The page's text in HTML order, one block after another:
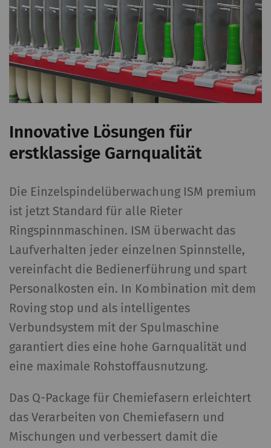
Innovative Lösungen für
erstklassige Garnqualität
Die Einzelspindelüberwachung ISM premium
ist jetzt Standard für alle Rieter
Ringspinnmaschinen. ISM überwacht das
Laufverhalten jeder einzelnen Spinnstelle,
vereinfacht die Bedienerführung und spart
Personalkosten ein. In Kombination mit dem
Roving stop und als intelligentes
Verbundsystem mit der Spulmaschine
garantiert dies eine hohe Garnqualität und
eine maximale Rohstoffausnutzung.
Das Q-Package für Chemiefasern erleichtert
das Verarbeiten von Chemiefasern und
Mischungen und verbessert damit die